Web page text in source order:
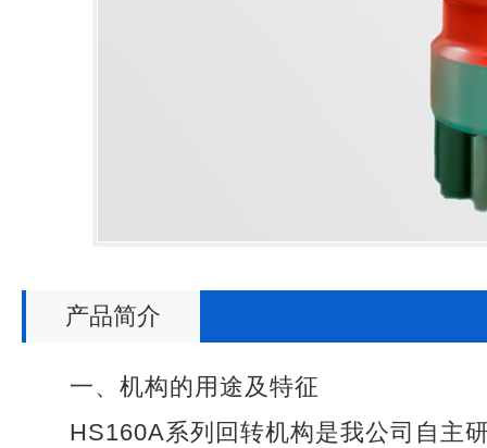
产品简介
一、机构的用途及特征
HS160A系列回转机构是我公司自主